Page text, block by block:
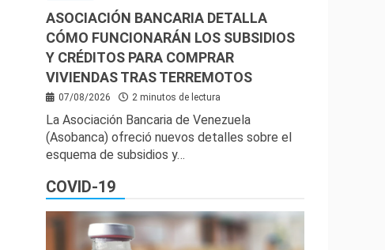
ASOCIACIÓN BANCARIA DETALLA
CÓMO FUNCIONARÁN LOS SUBSIDIOS
Y CRÉDITOS PARA COMPRAR
VIVIENDAS TRAS TERREMOTOS
07/08/2026 2 minutos de lectura
La Asociación Bancaria de Venezuela
(Asobanca) ofreció nuevos detalles sobre el
esquema de subsidios y…
COVID-19